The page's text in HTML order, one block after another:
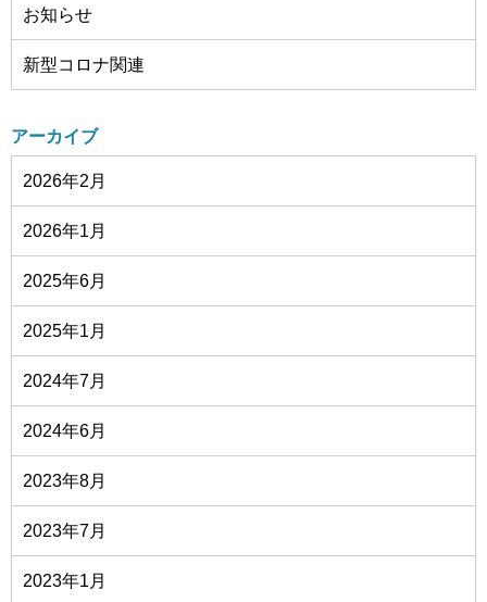
お知らせ
新型コロナ関連
アーカイブ
2026年2月
2026年1月
2025年6月
2025年1月
2024年7月
2024年6月
2023年8月
2023年7月
2023年1月